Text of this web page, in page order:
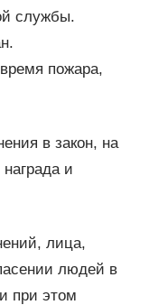
службы.
пожара,
в закон, на
и
лица,
людей в
при этом